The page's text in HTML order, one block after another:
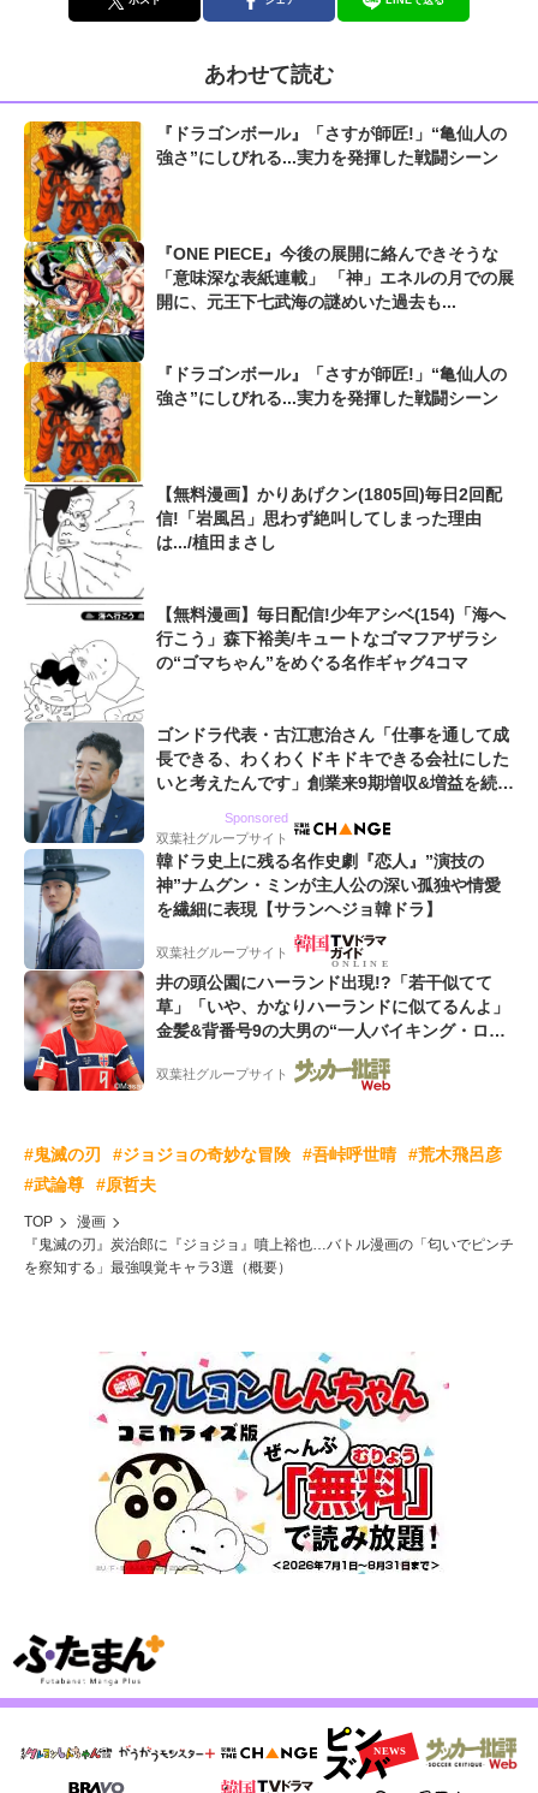
あわせて読む
『ドラゴンボール』「さすが師匠!」“亀仙人の
強さ”にしびれる...実力を発揮した戦闘シーン
『ONE PIECE』今後の展開に絡んできそうな
「意味深な表紙連載」 「神」エネルの月での展
開に、元王下七武海の謎めいた過去も...
『ドラゴンボール』「さすが師匠!」“亀仙人の
強さ”にしびれる...実力を発揮した戦闘シーン
【無料漫画】かりあげクン(1805回)毎日2回配
信!「岩風呂」思わず絶叫してしまった理由
は.../植田まさし
【無料漫画】毎日配信!少年アシベ(154)「海へ
行こう」森下裕美/キュートなゴマフアザラシ
の“ゴマちゃん”をめぐる名作ギャグ4コマ
ゴンドラ代表・古江恵治さん「仕事を通して成
長できる、わくわくドキドキできる会社にした
いと考えたんです」創業来9期増収&増益を続け
Sponsored
双葉社グループサイト
韓ドラ史上に残る名作史劇『恋人』”演技の
神”ナムグン・ミンが主人公の深い孤独や情愛
を繊細に表現【サランヘジョ韓ドラ】
双葉社グループサイト
井の頭公園にハーランド出現!?「若干似てて
草」「いや、かなりハーランドに似てるんよ」
金髪&背番号9の大男の“一人バイキング・ロ
ー”映像が話題!「元気をもらった」
双葉社グループサイト
#鬼滅の刃 #ジョジョの奇妙な冒険 #吾峠呼世晴
#荒木飛呂彦
#武論尊
#原哲夫
TOP
漫画
『鬼滅の刃』炭治郎に『ジョジョ』噴上裕也…バトル漫画の「匂いでピンチ
を察知する」最強嗅覚キャラ3選（概要）